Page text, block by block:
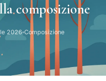
composizione
2026 Composizione